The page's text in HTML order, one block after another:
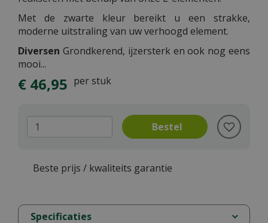
Met de zwarte kleur bereikt u een strakke,
moderne uitstraling van uw verhoogd element.
Diversen Grondkerend, ijzersterk en ook nog eens
mooi...
€ 46,95 per stuk
Beste prijs / kwaliteits garantie
Specificaties